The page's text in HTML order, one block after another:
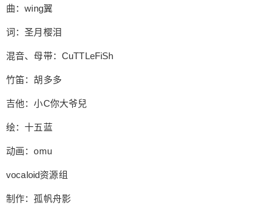
曲：wing翼
词：圣月樱泪
混音、母带：CuTTLeFiSh
竹笛：胡多多
吉他：小C你大爷兒
绘：十五蓝
动画：omu
vocaloid资源组
制作：孤帆舟影
舞一曲你意乱情迷 空余忆 良辰美景多可惜 韶华逝
回百转只为你 三月雨 千丝万缕长相依 视频截图